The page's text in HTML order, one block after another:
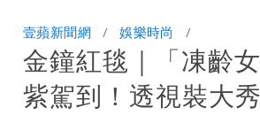
壹蘋新聞網 娛樂時尚
金鐘紅毯｜「凍齡
紫駕到！透視裝大